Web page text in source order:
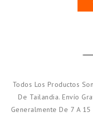
Todos Los Productos
De Tailandia. Envío
Generalmente De 7 A